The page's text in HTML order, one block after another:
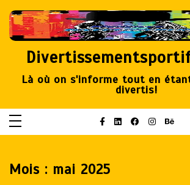
contenu
Là où on s'informe tout en
divertis!
Mois : mai 2025